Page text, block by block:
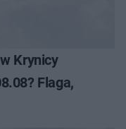
Krynicy
Flaga,